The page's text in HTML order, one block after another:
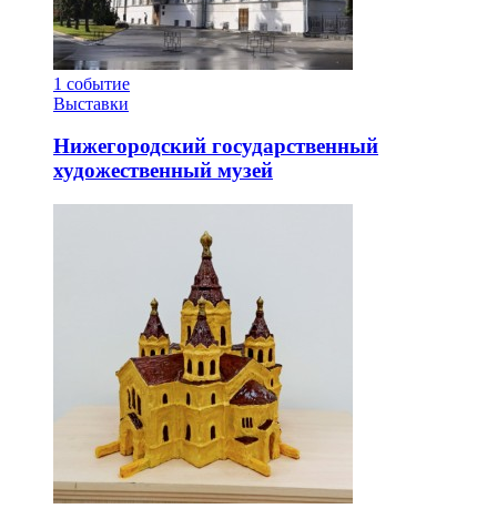
1 событие
Выставки
Нижегородский государственный
художественный музей